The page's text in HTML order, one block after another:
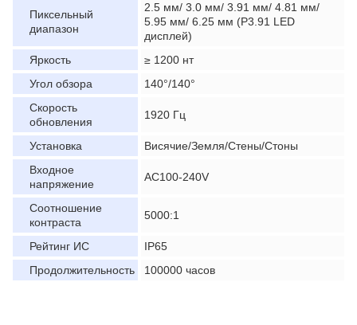
Пиксельный
диапазон
2.5 мм/ 3.0 мм/ 3.91 мм/ 4.81 мм/
5.95 мм/ 6.25 мм (P3.91 LED
дисплей)
Яркость
≥ 1200 нт
Угол обзора
140°/140°
Скорость
обновления
1920 Гц
Установка
Висячие/Земля/Стены/Стоны
Входное
напряжение
AC100-240V
Соотношение
контраста
5000:1
Рейтинг ИС
IP65
Продолжительность
100000 часов